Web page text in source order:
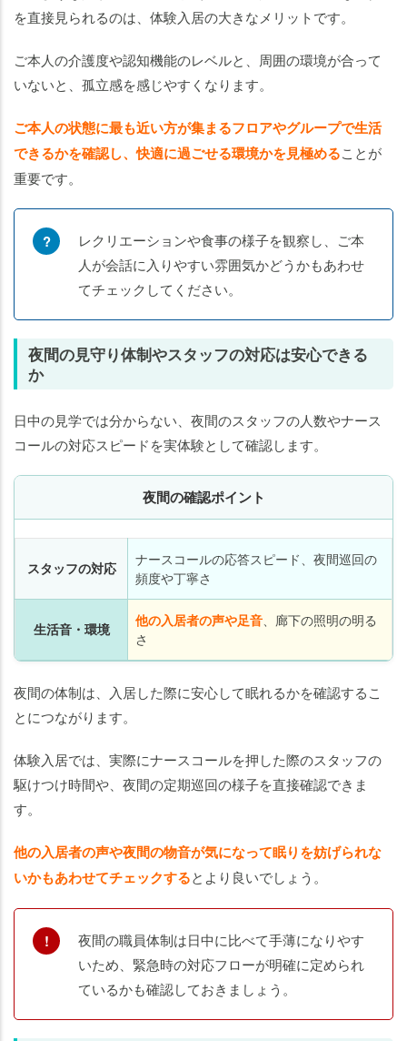
を直接見られるのは、体験入居の大きなメリットです。
ご本人の介護度や認知機能のレベルと、周囲の環境が合って
いないと、孤立感を感じやすくなります。
ご本人の状態に最も近い方が集まるフロアやグループで生活
できるかを確認し、快適に過ごせる環境かを見極めることが
重要です。
レクリエーションや食事の様子を観察し、ご本
人が会話に入りやすい雰囲気かどうかもあわせ
てチェックしてください。
夜間の見守り体制やスタッフの対応は安心できる
か
日中の見学では分からない、夜間のスタッフの人数やナース
コールの対応スピードを実体験として確認します。
夜間の確認ポイント
スタッフの対応
ナースコールの応答スピード、夜間巡回の
頻度や丁寧さ
生活音・環境 他の入居者の声や足音 、廊下の照明の明る
さ
夜間の体制は、入居した際に安心して眠れるかを確認するこ
とにつながります。
体験入居では、実際にナースコールを押した際のスタッフの
駆けつけ時間や、夜間の定期巡回の様子を直接確認できま
す。
他の入居者の声や夜間の物音が気になって眠りを妨げられな
いかもあわせてチェックするとより良いでしょう。
夜間の職員体制は日中に比べて手薄になりやす
いため、緊急時の対応フローが明確に定められ
ているかも確認しておきましょう。